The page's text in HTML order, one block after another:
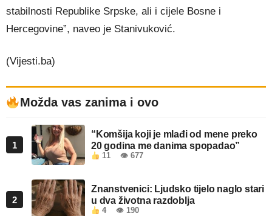
stabilnosti Republike Srpske, ali i cijele Bosne i
Hercegovine”, naveo je Stanivuković.
(Vijesti.ba)
Možda vas zanima i ovo
1
“Komšija koji je mlađi od mene preko
20 godina me danima spopadao”
11 👁 677
2
Znanstvenici: Ljudsko tijelo naglo stari
u dva životna razdoblja
4 👁 190